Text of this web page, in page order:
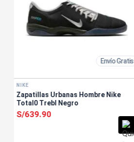
Envío Gratis
NIKE
Zapatillas Urbanas Hombre Nike
Total0 Trebl Negro
S/639.90